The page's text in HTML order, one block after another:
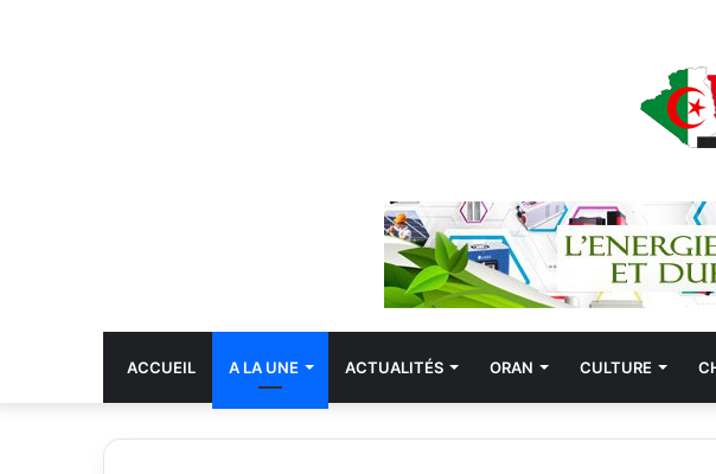
ACCUEIL A LA UNE ACTUALITÉS ORAN CULTURE